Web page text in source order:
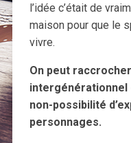
l’idée c’était de
maison pour que le
vivre.
On peut
intergénérationnel
non-possibilité
personnages.